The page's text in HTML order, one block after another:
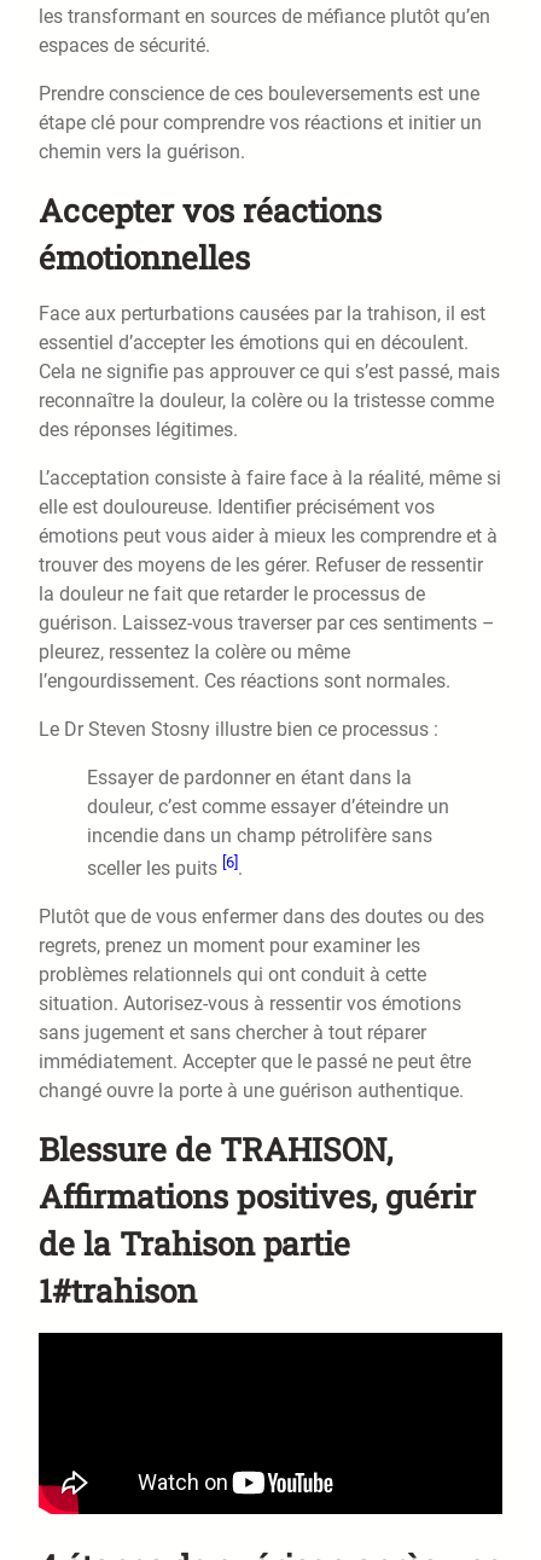
les transformant en sources de méfiance plutôt qu’en
espaces de sécurité.
Prendre conscience de ces bouleversements est une
étape clé pour comprendre vos réactions et initier un
chemin vers la guérison.
Accepter vos réactions
émotionnelles
Face aux perturbations causées par la trahison, il est
essentiel d’accepter les émotions qui en découlent.
Cela ne signifie pas approuver ce qui s’est passé, mais
reconnaître la douleur, la colère ou la tristesse comme
des réponses légitimes.
L’acceptation consiste à faire face à la réalité, même si
elle est douloureuse. Identifier précisément vos
émotions peut vous aider à mieux les comprendre et à
trouver des moyens de les gérer. Refuser de ressentir
la douleur ne fait que retarder le processus de
guérison. Laissez-vous traverser par ces sentiments –
pleurez, ressentez la colère ou même
l’engourdissement. Ces réactions sont normales.
Le Dr Steven Stosny illustre bien ce processus :
Essayer de pardonner en étant dans la
douleur, c’est comme essayer d’éteindre un
incendie dans un champ pétrolifère sans
sceller les puits [6].
Plutôt que de vous enfermer dans des doutes ou des
regrets, prenez un moment pour examiner les
problèmes relationnels qui ont conduit à cette
situation. Autorisez-vous à ressentir vos émotions
sans jugement et sans chercher à tout réparer
immédiatement. Accepter que le passé ne peut être
changé ouvre la porte à une guérison authentique.
Blessure de TRAHISON,
Affirmations positives, guérir
de la Trahison partie
1#trahison